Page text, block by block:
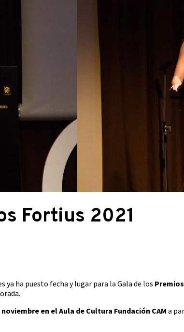
Fortius 2021
ya ha puesto fecha y lugar para la Gala de los
en el Aula de Cultura Fundación CAM a